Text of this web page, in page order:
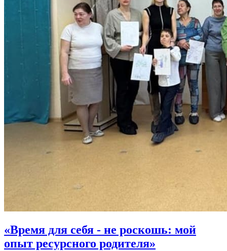
«Время для себя - не роскошь: мой
опыт ресурсного родителя»